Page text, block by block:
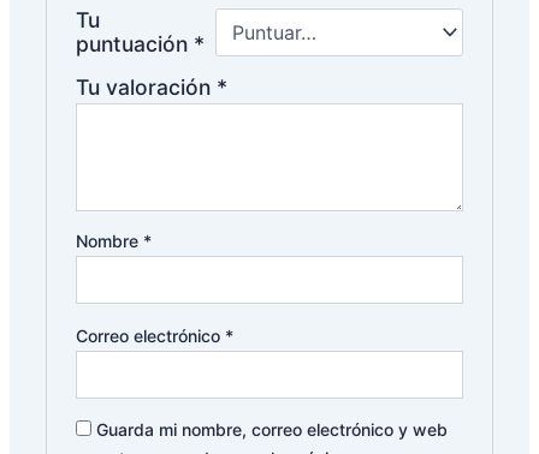
Tu
puntuación *
Tu valoración *
Nombre *
Correo electrónico *
Guarda mi nombre, correo electrónico y web